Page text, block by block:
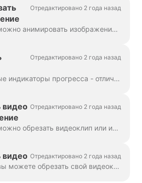
Отредактировано 2 года назад
В Wave.video можно анимировать изображение, которое используется в качестве фона. Это придаст вашим видео свежий и более привлекательный вид. Чтобы анимировать фоновое изображение...
видео
Отредактировано 2 года назад
Анимированные индикаторы прогресса - отличный способ удержать внимание зрителей и увеличить время просмотра видео. Узнайте, как добавить динамическую полосу прогресса в...
видео Отредактировано 2 года назад
В Wave.video можно обрезать видеоклип или изображение. Эта функция работает для видеоклипов/изображений, которые вы загружаете в программу создания видео, а также для тех, которые вы выбираете...
видео Отредактировано 2 года назад
В Wave.video вы можете обрезать свой видеоклип. Эта функция работает как для ваших собственных видеоклипов, загруженных в программу создания видео, так и для тех, которые вы выб...